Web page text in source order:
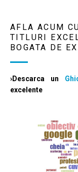
AFLA ACUM
TITLURI
BOGATA DE
›Descarca un
excelente